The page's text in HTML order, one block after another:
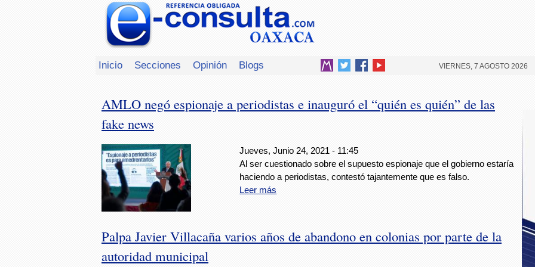
Inicio Secciones Opinión Blogs VIERNES, 7 AGOSTO 2026
AMLO negó espionaje a periodistas e inauguró el “quién es quién” de las
fake news
Jueves, Junio 24, 2021 - 11:45
Al ser cuestionado sobre el supuesto espionaje que el gobierno estaría
haciendo a periodistas, contestó tajantemente que es falso.
Leer más
Palpa Javier Villacaña varios años de abandono en colonias por parte de la
autoridad municipal